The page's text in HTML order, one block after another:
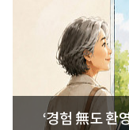
‘경험 無도 환영’